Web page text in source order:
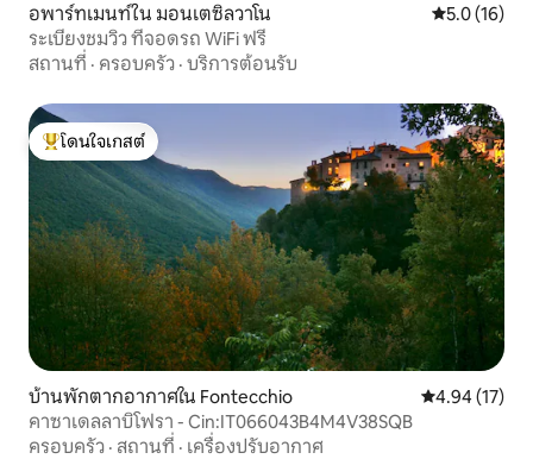
อพาร์ทเมนท์ใน มอนเตซิลวาโน คะแนนเฉลี่ย
5.0 (16)
ระเบียงชมวิว ที่จอดรถ WiFi ฟรี
สถานที่ · ครอบครัว · บริการต้อนรับ
โดนใจเกสต์ที่สุด
โดนใจเกสต์
บ้านพักตากอากาศใน Fontecchio คะแนนเฉลี่ย
4.94 (17)
คาซาเดลลาบิโฟรา - Cin:IT066043B4M4V38SQB
ครอบครัว · สถานที่ · เครื่องปรับอากาศ